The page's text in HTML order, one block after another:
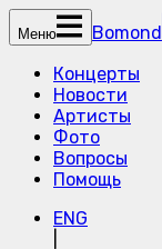
Меню
Bomond
Концерты
Новости
Артисты
Фото
Вопросы
Помощь
ENG